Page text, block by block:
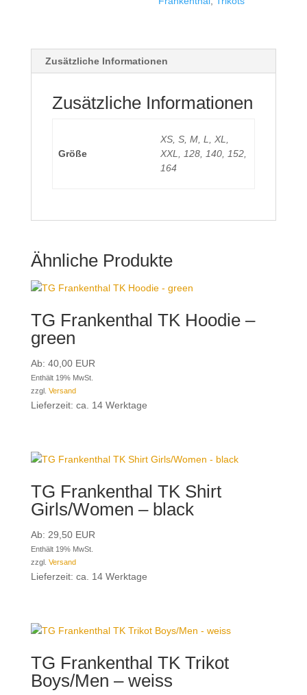
Zusätzliche Informationen
Zusätzliche Informationen
Größe
XS, S, M, L, XL,
XXL, 128, 140, 152,
164
Ähnliche Produkte
TG Frankenthal TK Hoodie –
green
Ab: 40,00EUR
Enthält 19% MwSt.
zzgl. Versand
Lieferzeit: ca. 14 Werktage
TG Frankenthal TK Shirt
Girls/Women – black
Ab: 29,50EUR
Enthält 19% MwSt.
zzgl. Versand
Lieferzeit: ca. 14 Werktage
TG Frankenthal TK Trikot
Boys/Men – weiss